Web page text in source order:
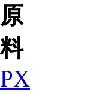
原
料
PX